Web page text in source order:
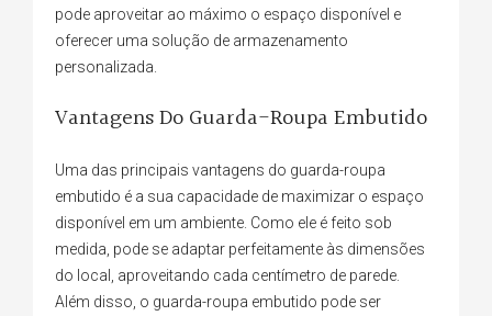
pode aproveitar ao máximo o espaço disponível e
oferecer uma solução de armazenamento
personalizada.
Vantagens Do Guarda-Roupa Embutido
Uma das principais vantagens do guarda-roupa
embutido é a sua capacidade de maximizar o espaço
disponível em um ambiente. Como ele é feito sob
medida, pode se adaptar perfeitamente às dimensões
do local, aproveitando cada centímetro de parede.
Além disso, o guarda-roupa embutido pode ser